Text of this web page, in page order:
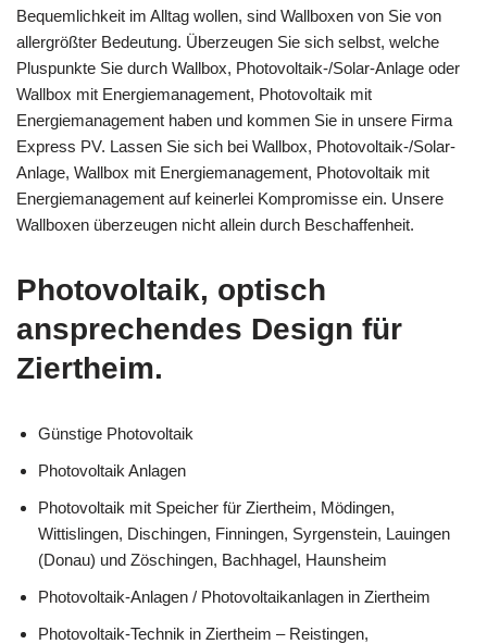
Bequemlichkeit im Alltag wollen, sind Wallboxen von Sie von
allergrößter Bedeutung. Überzeugen Sie sich selbst, welche
Pluspunkte Sie durch Wallbox, Photovoltaik-/Solar-Anlage oder
Wallbox mit Energiemanagement, Photovoltaik mit
Energiemanagement haben und kommen Sie in unsere Firma
Express PV. Lassen Sie sich bei Wallbox, Photovoltaik-/Solar-
Anlage, Wallbox mit Energiemanagement, Photovoltaik mit
Energiemanagement auf keinerlei Kompromisse ein. Unsere
Wallboxen überzeugen nicht allein durch Beschaffenheit.
Photovoltaik, optisch
ansprechendes Design für
Ziertheim.
Günstige Photovoltaik
Photovoltaik Anlagen
Photovoltaik mit Speicher für Ziertheim, Mödingen,
Wittislingen, Dischingen, Finningen, Syrgenstein, Lauingen
(Donau) und Zöschingen, Bachhagel, Haunsheim
Photovoltaik-Anlagen / Photovoltaikanlagen in Ziertheim
Photovoltaik-Technik in Ziertheim – Reistingen,